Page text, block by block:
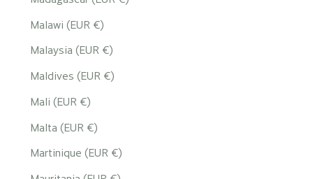
Malawi (EUR €)
Malaysia (EUR €)
Maldives (EUR €)
Mali (EUR €)
Malta (EUR €)
Martinique (EUR €)